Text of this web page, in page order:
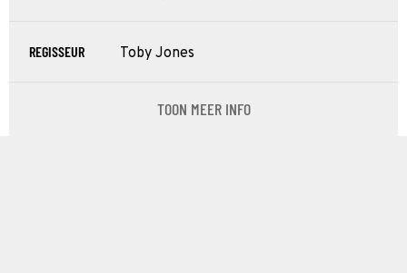
REGISSEUR Toby Jones
TOON MEER INFO